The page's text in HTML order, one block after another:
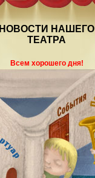
НОВОСТИ НАШЕГО
ТЕАТРА
Всем хорошего дня!